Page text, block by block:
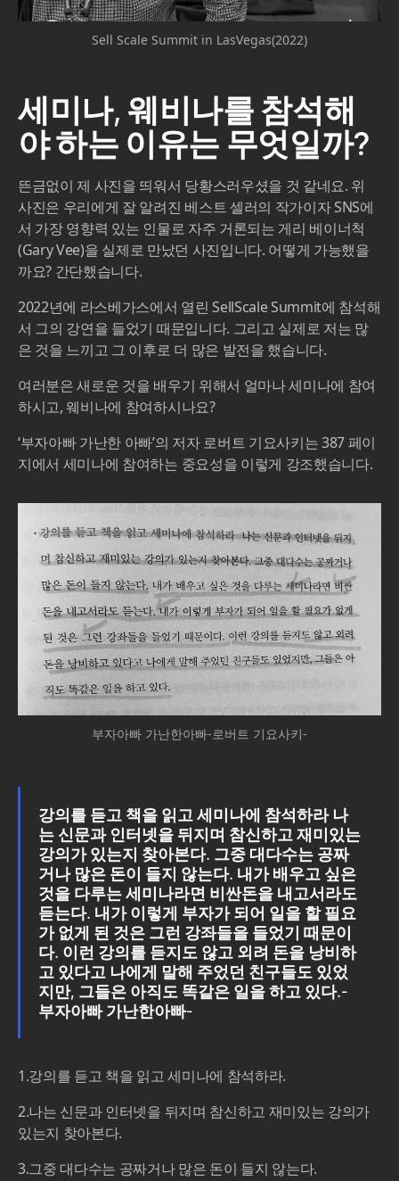
Sell Scale Summit in LasVegas(2022)
세미나, 웨비나를 참석해
야 하는 이유는 무엇일까?
뜬금없이 제 사진을 띄워서 당황스러우셨을 것 같네요. 위
사진은 우리에게 잘 알려진 베스트 셀러의 작가이자 SNS에
서 가장 영향력 있는 인물로 자주 거론되는 게리 베이너척
(Gary Vee)을 실제로 만났던 사진입니다. 어떻게 가능했을
까요? 간단했습니다.
2022년에 라스베가스에서 열린 SellScale Summit에 참석해
서 그의 강연을 들었기 때문입니다. 그리고 실제로 저는 많
은 것을 느끼고 그 이후로 더 많은 발전을 했습니다.
여러분은 새로운 것을 배우기 위해서 얼마나 세미나에 참여
하시고, 웨비나에 참여하시나요?
‘부자아빠 가난한 아빠’의 저자 로버트 기요사키는 387 페이
지에서 세미나에 참여하는 중요성을 이렇게 강조했습니다.
부자아빠 가난한아빠-로버트 기요사키-
강의를 듣고 책을 읽고 세미나에 참석하라 나
는 신문과 인터넷을 뒤지며 참신하고 재미있는
강의가 있는지 찾아본다. 그중 대다수는 공짜
거나 많은 돈이 들지 않는다. 내가 배우고 싶은
것을 다루는 세미나라면 비싼돈을 내고서라도
듣는다. 내가 이렇게 부자가 되어 일을 할 필요
가 없게 된 것은 그런 강좌들을 들었기 때문이
다. 이런 강의를 듣지도 않고 외려 돈을 낭비하
고 있다고 나에게 말해 주었던 친구들도 있었
지만, 그들은 아직도 똑같은 일을 하고 있다.-
부자아빠 가난한아빠-
1.강의를 듣고 책을 읽고 세미나에 참석하라.
2.나는 신문과 인터넷을 뒤지며 참신하고 재미있는 강의가
있는지 찾아본다.
3.그중 대다수는 공짜거나 많은 돈이 들지 않는다.